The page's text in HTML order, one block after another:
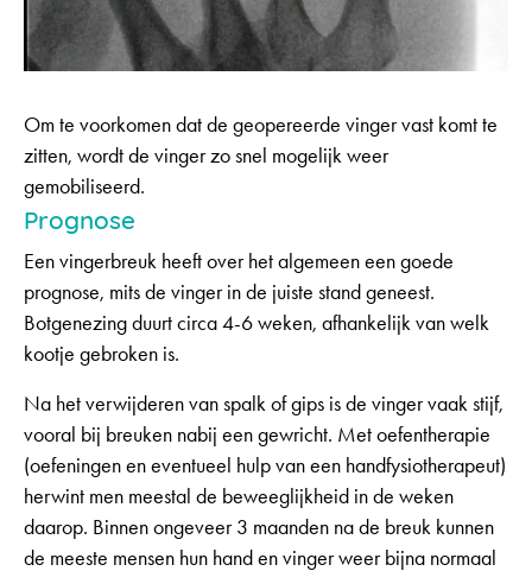
Om te voorkomen dat de geopereerde vinger vast komt te
zitten, wordt de vinger zo snel mogelijk weer
gemobiliseerd.
Prognose
Een vingerbreuk heeft over het algemeen een goede
prognose, mits de vinger in de juiste stand geneest.
Botgenezing duurt circa 4-6 weken, afhankelijk van welk
kootje gebroken is.
Na het verwijderen van spalk of gips is de vinger vaak stijf,
vooral bij breuken nabij een gewricht. Met oefentherapie
(oefeningen en eventueel hulp van een handfysiotherapeut)
herwint men meestal de beweeglijkheid in de weken
daarop. Binnen ongeveer 3 maanden na de breuk kunnen
de meeste mensen hun hand en vinger weer bijna normaal